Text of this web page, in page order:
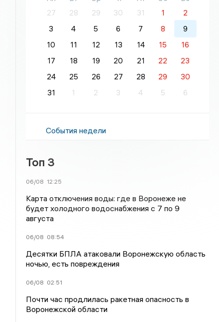
27
28 29 30 31 1
2
3
4 5 6 7 8
9
10
11 12 13 14 15
16
17
18 19 20 21 22
23
24
25 26 27 28 29
30
31
1 2 3 4 5 6
События недели
Топ 3
06/08 12:25
Карта отключения воды: где в Воронеже не
будет холодного водоснабжения с 7 по 9
августа
06/08 08:54
Десятки БПЛА атаковали Воронежскую область
ночью, есть повреждения
06/08 02:51
Почти час продлилась ракетная опасность в
Воронежской области